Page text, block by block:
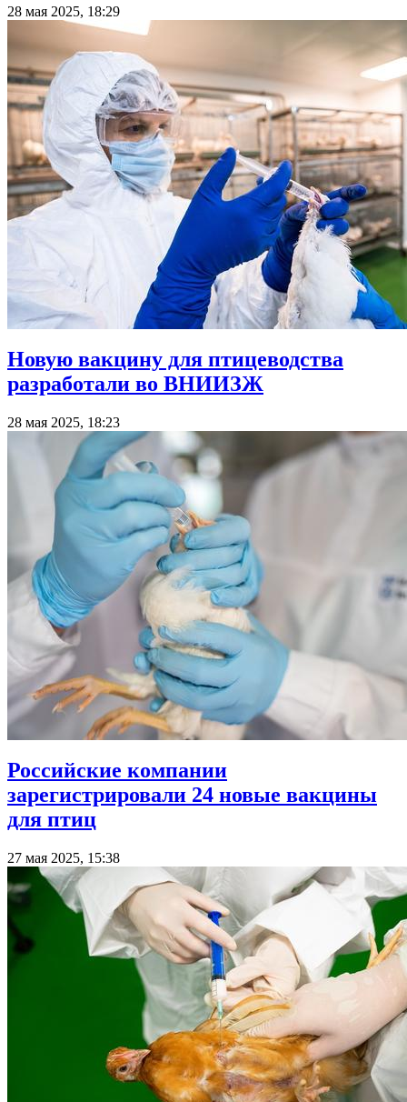
28 мая 2025, 18:29
Новую вакцину для птицеводства
разработали во ВНИИЗЖ
28 мая 2025, 18:23
Российские компании
зарегистрировали 24 новые вакцины
для птиц
27 мая 2025, 15:38